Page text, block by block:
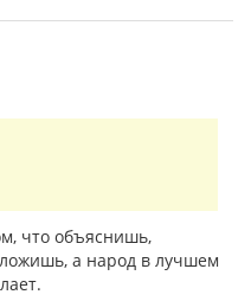
что объяснишь,
а народ в лучшем